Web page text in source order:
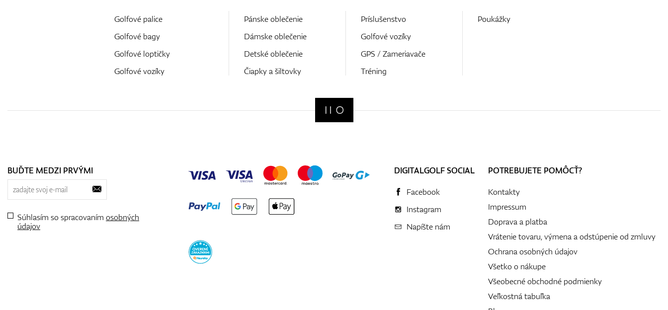
Golfové palice
Golfové bagy
Golfové loptičky
Golfové vozíky
Pánske oblečenie
Dámske oblečenie
Detské oblečenie
Čiapky a šiltovky
Príslušenstvo
Golfové vozíky
GPS / Zameriavače
Tréning
Poukážky
BUĎTE MEDZI PRVÝMI
Súhlasím so spracovaním osobných
údajov
DIGITALGOLF SOCIAL
Facebook
Instagram
Napíšte nám
POTREBUJETE POMÔCŤ?
Kontakty
Impressum
Doprava a platba
Vrátenie tovaru, výmena a odstúpenie od zmluvy
Ochrana osobných údajov
Všetko o nákupe
Všeobecné obchodné podmienky
Veľkostná tabuľka